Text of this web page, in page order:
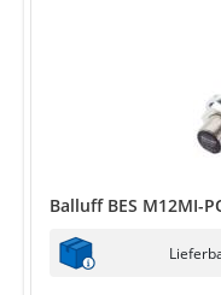
Balluff BES M12MI-